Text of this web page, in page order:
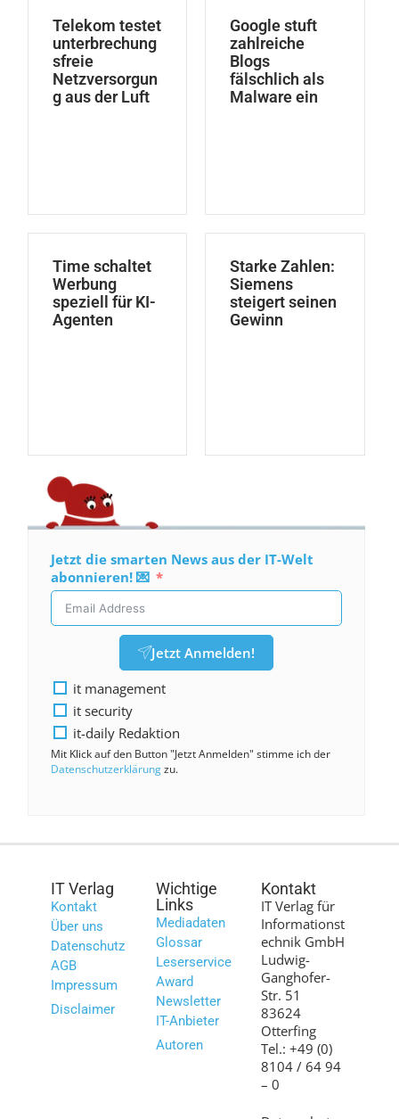
Telekom testet
unterbrechung
sfreie
Netzversorgun
g aus der Luft
Google stuft
zahlreiche
Blogs
fälschlich als
Malware ein
Time schaltet
Werbung
speziell für KI-
Agenten
Starke Zahlen:
Siemens
steigert seinen
Gewinn
Jetzt die smarten News aus der IT-Welt
abonnieren! 💌
Jetzt Anmelden!
it management
it security
it-daily Redaktion
Mit Klick auf den Button "Jetzt Anmelden" stimme ich der
Datenschutzerklärungzu.
IT Verlag
Kontakt
Über uns
Datenschutz
AGB
Impressum
Disclaimer
Wichtige
Links
Mediadaten
Glossar
Leserservice
Award
Newsletter
IT-Anbieter
Autoren
Kontakt
IT Verlag für
Informationst
echnik GmbH
Ludwig-
Ganghofer-
Str. 51
83624
Otterfing
Tel.: +49 (0)
8104 / 64 94
– 0